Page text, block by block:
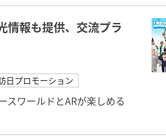
情報も提供、交流プラ
日プロモーション
スワールドとARが楽しめる